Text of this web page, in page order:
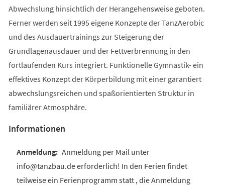
Abwechslung hinsichtlich der Herangehensweise geboten.
Ferner werden seit 1995 eigene Konzepte der TanzAerobic
und des Ausdauertrainings zur Steigerung der
Grundlagenausdauer und der Fettverbrennung in den
fortlaufenden Kurs integriert. Funktionelle Gymnastik- ein
effektives Konzept der Körperbildung mit einer garantiert
abwechslungsreichen und spaßorientierten Struktur in
familiärer Atmosphäre.
Informationen
Anmeldung per Mail unter
info@tanzbau.de erforderlich! In den Ferien findet
teilweise ein Ferienprogramm statt , die Anmeldung